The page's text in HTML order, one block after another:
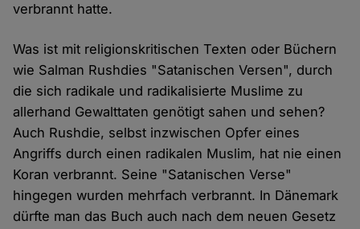
verbrannt hatte.
Was ist mit religionskritischen Texten oder Büchern
wie Salman Rushdies "Satanischen Versen", durch
die sich radikale und radikalisierte Muslime zu
allerhand Gewalttaten genötigt sahen und sehen?
Auch Rushdie, selbst inzwischen Opfer eines
Angriffs durch einen radikalen Muslim, hat nie einen
Koran verbrannt. Seine "Satanischen Verse"
hingegen wurden mehrfach verbrannt. In Dänemark
dürfte man das Buch auch nach dem neuen Gesetz